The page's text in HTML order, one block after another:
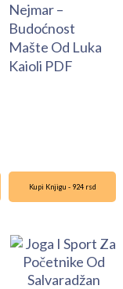
Nejmar –
Budoćnost
Mašte Od Luka
Kaioli PDF
Kupi Knjigu - 924 rsd